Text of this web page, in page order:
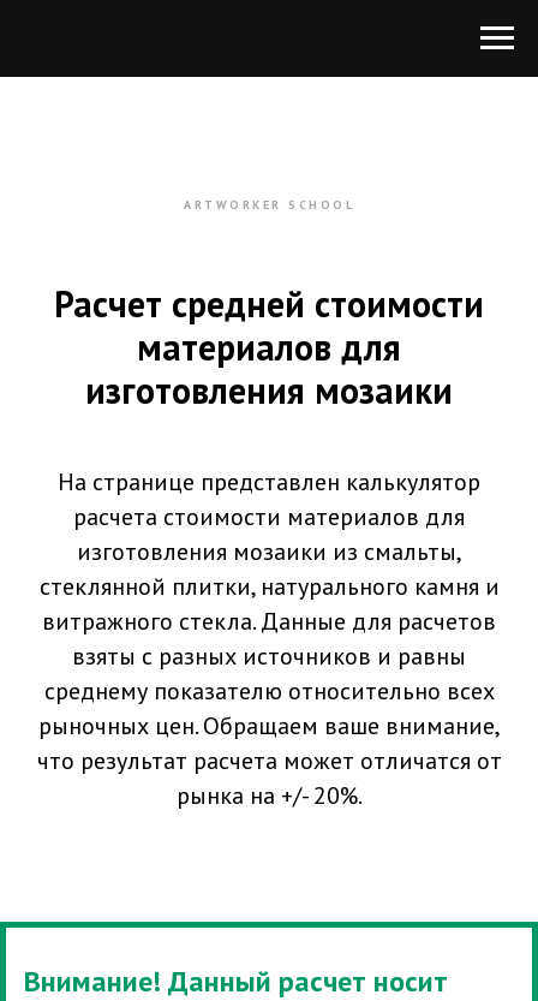
ARTWORKER SCHOOL
Расчет средней стоимости
материалов для
изготовления мозаики
На странице представлен калькулятор
расчета стоимости материалов для
изготовления мозаики из смальты,
стеклянной плитки, натурального камня и
витражного стекла. Данные для расчетов
взяты с разных источников и равны
среднему показателю относительно всех
рыночных цен. Обращаем ваше внимание,
что результат расчета может отличатся от
рынка на +/- 20%.
Внимание! Данный расчет носит